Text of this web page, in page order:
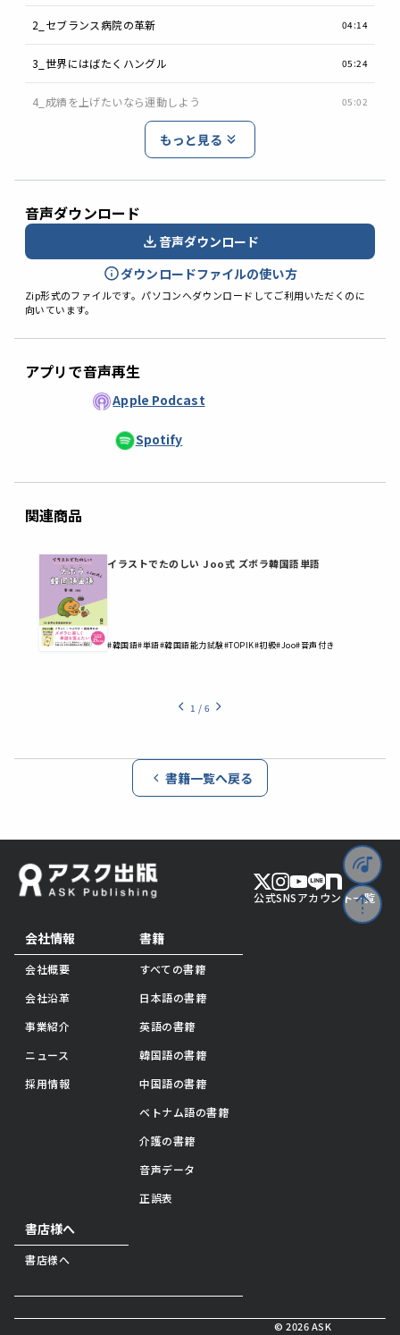
2_セブランス病院の革新 04:14
3_世界にはばたくハングル 05:24
4_成績を上げたいなら運動しよう 05:02
もっと見る
音声ダウンロード
音声ダウンロード
ダウンロードファイルの使い方
Zip形式のファイルです。パソコンへダウンロードしてご利用いただくのに
向いています。
アプリで音声再生
Apple Podcast
Spotify
関連商品
イラストでたのしい Joo式 ズボラ韓国語単語
#韓国語#単語#韓国語能力試験#TOPIK#初級#Joo#音声付き
1 / 6
書籍一覧へ戻る
会社情報
会社概要
会社沿革
事業紹介
ニュース
採用情報
書籍
すべての書籍
日本語の書籍
英語の書籍
韓国語の書籍
中国語の書籍
ベトナム語の書籍
介護の書籍
音声データ
正誤表
書店様へ
書店様へ
公式SNSアカウント一覧
© 2026 ASK